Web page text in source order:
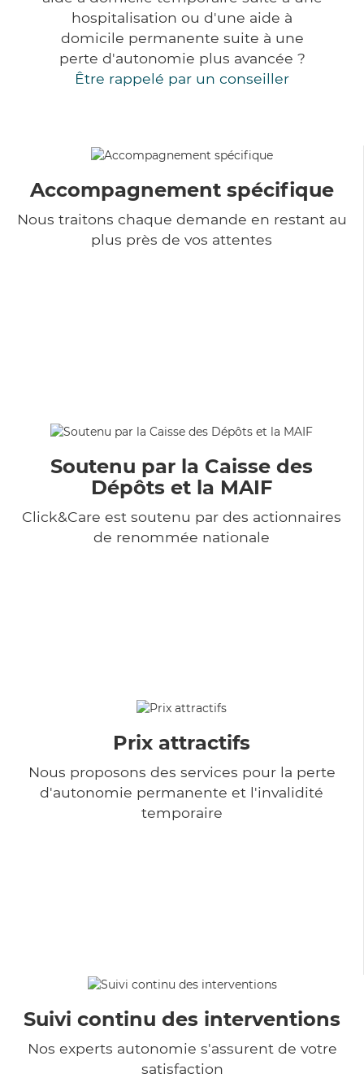
hospitalisation ou d'une aide à
domicile permanente suite à une
perte d'autonomie plus avancée ?
Être rappelé par un conseiller
Accompagnement spécifique
Nous traitons chaque demande en restant au
plus près de vos attentes
Soutenu par la Caisse des
Dépôts et la MAIF
Click&Care est soutenu par des actionnaires
de renommée nationale
Prix attractifs
Nous proposons des services pour la perte
d'autonomie permanente et l'invalidité
temporaire
Suivi continu des interventions
Nos experts autonomie s'assurent de votre
satisfaction